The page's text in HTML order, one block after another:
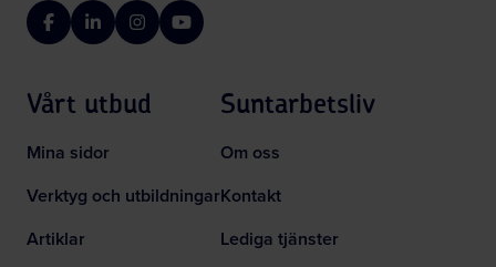
FacebookLinkedInInstagramYouTube
Vårt utbud
Mina sidor
Verktyg och utbildningar
Artiklar
Suntarbetsliv
Om oss
Kontakt
Lediga tjänster